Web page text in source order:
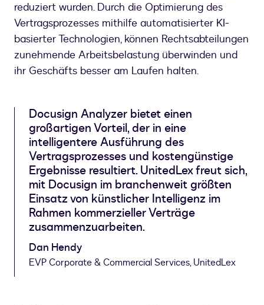
reduziert wurden. Durch die Optimierung des
Vertragsprozesses mithilfe automatisierter KI-
basierter Technologien, können Rechtsabteilungen
zunehmende Arbeitsbelastung überwinden und
ihr Geschäfts besser am Laufen halten.
Docusign Analyzer bietet einen
großartigen Vorteil, der in eine
intelligentere Ausführung des
Vertragsprozesses und kostengünstige
Ergebnisse resultiert. UnitedLex freut sich,
mit Docusign im branchenweit größten
Einsatz von künstlicher Intelligenz im
Rahmen kommerzieller Verträge
zusammenzuarbeiten.
Dan Hendy
EVP Corporate & Commercial Services, UnitedLex